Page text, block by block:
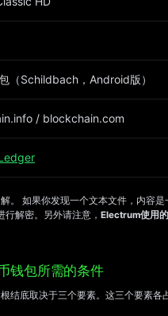
（Schildbach，Android版）
/ blockchain.com
。 如果你发现一个文本文件，内容
行解密。另外请注意， Electrum使用
钱包所需的条件
结底取决于三个要素。这三个要素各